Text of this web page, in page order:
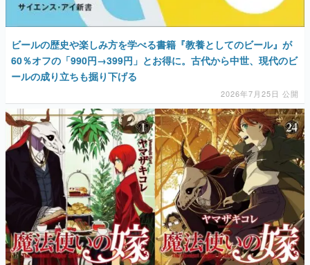
ビールの歴史や楽しみ方を学べる書籍『教養としてのビール』が
60％オフの「990円→399円」とお得に。古代から中世、現代のビ
ールの成り立ちも掘り下げる
2026年7月25日 公開